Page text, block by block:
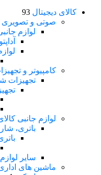
کالای دیجیتال 93
صوتی و تصویری
لوازم
کامپیوتر و
تجهیزات
لوازم جانبی
باتری،
سایر
ماشین های